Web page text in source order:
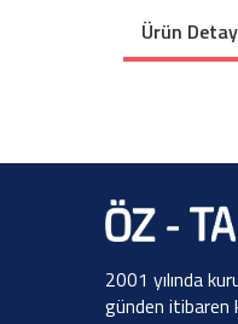
Ürün
2001 yılında
günden